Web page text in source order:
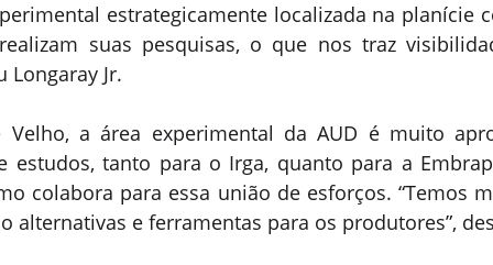
estrategicamente localizada na planície
suas pesquisas, o que nos traz
Longaray Jr.
Velho, a área experimental da AUD é muito
estudos, tanto para o Irga, quanto para a
colabora para essa união de esforços. “Temos
alternativas e ferramentas para os produtores”,